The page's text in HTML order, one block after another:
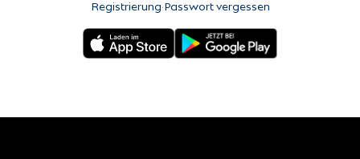
Registrierung·Passwort vergessen